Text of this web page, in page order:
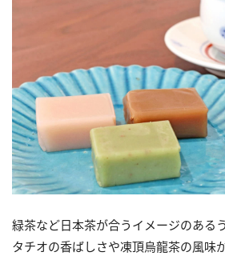
緑茶など日本茶が合うイメージのある
タチオの香ばしさや凍頂烏龍茶の風